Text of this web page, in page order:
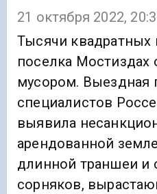
21 октября 2022,
Тысячи квадратных
поселка Мостиздах
мусором. Выездная
специалистов
выявила
арендованной
длинной траншеи и
сорняков,